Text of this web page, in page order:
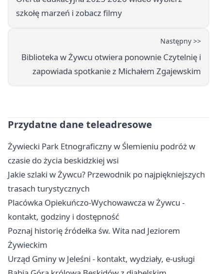
szkołę marzeń i zobacz filmy
Następny >>
Biblioteka w Żywcu otwiera ponownie Czytelnię i
zapowiada spotkanie z Michałem Zgajewskim
Przydatne dane teleadresowe
Żywiecki Park Etnograficzny w Ślemieniu podróż w
czasie do życia beskidzkiej wsi
Jakie szlaki w Żywcu? Przewodnik po najpiękniejszych
trasach turystycznych
Placówka Opiekuńczo-Wychowawcza w Żywcu -
kontakt, godziny i dostępność
Poznaj historię źródełka św. Wita nad Jeziorem
Żywieckim
Urząd Gminy w Jeleśni - kontakt, wydziały, e-usługi